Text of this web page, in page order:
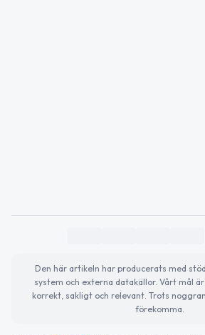
Den här artikeln har producerats med
system och externa datakällor. Vårt mål
korrekt, sakligt och relevant. Trots
förekomma.